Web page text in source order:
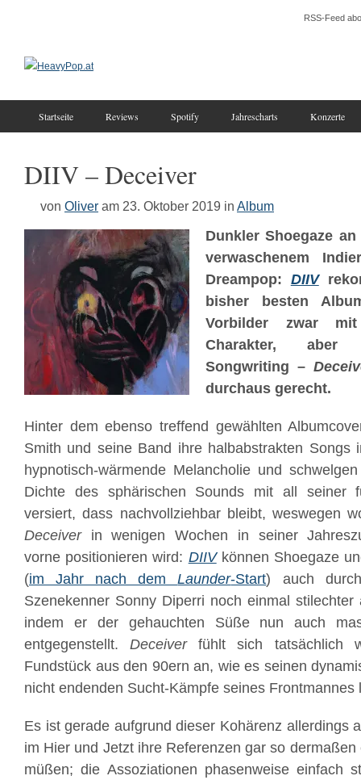
RSS-Feed
Startseite Reviews Spotify Jahrescharts Konzerte
DIIV – Deceiver
von Oliver am 23. Oktober 2019 in Album
Dunkler Shoegaze
verwaschenem
Dreampop: DIIV
bisher besten
Vorbilder zwar
Charakter, aber
Songwriting –
durchaus gerecht.
Hinter dem ebenso treffend gewählten
Smith und seine Band ihre halbabstrakten Songs
hypnotisch-wärmende Melancholie und
Dichte des sphärischen Sounds mit all seiner
versiert, dass nachvollziehbar bleibt, weswegen
Deceiverin wenigen Wochen in seiner
vorne positionieren wird: DIIVkönnen Shoegaze
(im Jahr nach demLaunder-Start) auch
Szenekenner Sonny Diperri noch einmal stilechter
indem er der gehauchten Süße nun auch
entgegenstellt.Deceiverfühlt sich tatsächlich
Fundstück aus den 90ern an, wie es seinen
nicht endenden Sucht-Kämpfe seines Frontmannes
Es ist gerade aufgrund dieser Kohärenz allerdings
im Hier und Jetzt ihre Referenzen gar so
müßen; die Assoziationen phasenweise einfach